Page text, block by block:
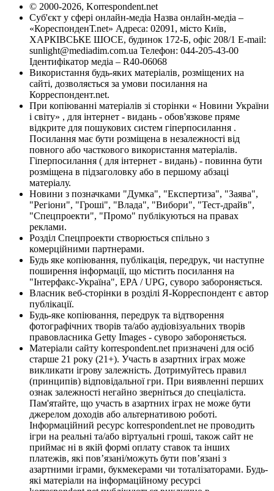
© 2000-2026, Korrespondent.net
Суб'єкт у сфері онлайн-медіа Назва онлайн-медіа –
«КореспонденТ.net» Адреса: 02091, місто Київ,
ХАРКІВСЬКЕ ШОСЕ, будинок 172-Б, офіс 208/1 E-mail:
sunlight@mediadim.com.ua Телефон: 044-205-43-00
Ідентифікатор медіа – R40-06068
Використання будь-яких матеріалів, розміщених на
сайті, дозволяється за умови посилання на
Корреспондент.net.
При копіюванні матеріалів зі сторінки « Новини України
і світу» , для інтернет - видань - обов'язкове пряме
відкрите для пошукових систем гіперпосилання .
Посилання має бути розміщена в незалежності від
повного або часткового використання матеріалів.
Гіперпосилання ( для інтернет - видань) - повинна бути
розміщена в підзаголовку або в першому абзаці
матеріалу.
Новини з позначками "Думка", "Експертиза", "Заява",
"Регіони", "Гроші", "Влада", "Вибори", "Тест-драйв",
"Спецпроекти", "Промо" публікуються на правах
реклами.
Розділ Спецпроекти створюється спільно з
комерційними партнерами.
Будь яке копіювання, публікація, передрук, чи наступне
поширення інформації, що містить посилання на
"Інтерфакс-Україна", EPA / UPG, суворо забороняється.
Власник веб-сторінки в розділі Я-Корреспондент є автор
публікації.
Будь-яке копіювання, передрук та відтворення
фотографічних творів та/або аудіовізуальних творів
правовласника Getty Images - суворо забороняється.
Матеріали сайту korrespondent.net призначені для осіб
старше 21 року (21+). Участь в азартних іграх може
викликати ігрову залежність. Дотримуйтесь правил
(принципів) відповідальної гри. При виявленні перших
ознак залежності негайно зверніться до спеціаліста.
Пам'ятайте, що участь в азартних іграх не може бути
джерелом доходів або альтернативою роботі.
Інформаційний ресурс korrespondent.net не проводить
ігри на реальні та/або віртуальні гроші, також сайт не
приймає ні в якій формі оплату ставок та інших
платежів, які пов’язані/можуть бути пов’язані з
азартними іграми, букмекерами чи тоталізаторами. Будь-
які матеріали на інформаційному ресурсі